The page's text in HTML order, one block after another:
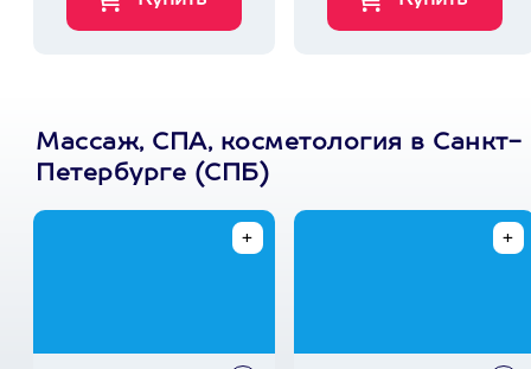
Массаж, СПА, косметология в Санкт-
Петербурге (СПБ)